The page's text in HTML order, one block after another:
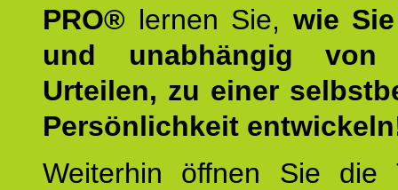
PRO® lernen Sie, wie
und unabhängig von
Urteilen, zu einer
Persönlichkeit
Weiterhin öffnen Sie